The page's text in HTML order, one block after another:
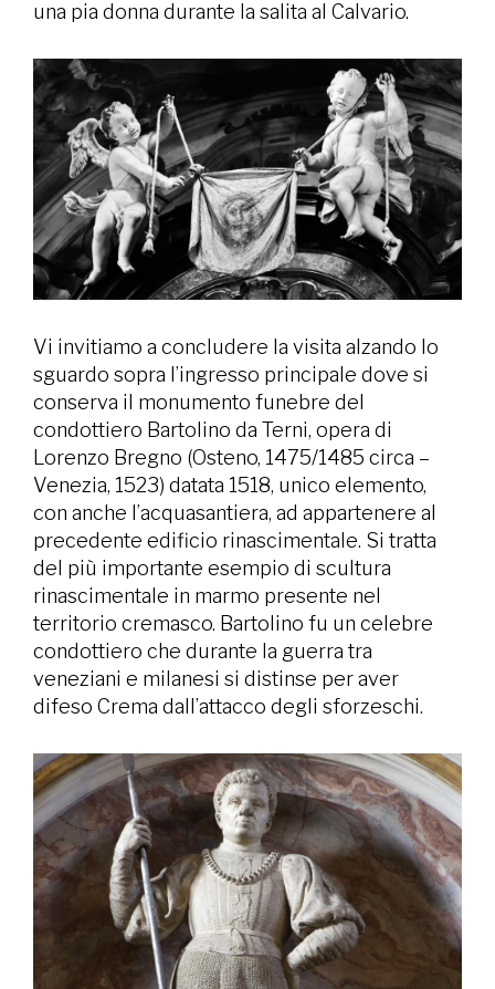
una pia donna durante la salita al Calvario.
Vi invitiamo a concludere la visita alzando lo
sguardo sopra l’ingresso principale dove si
conserva il monumento funebre del
condottiero Bartolino da Terni, opera di
Lorenzo Bregno (Osteno, 1475/1485 circa –
Venezia, 1523) datata 1518, unico elemento,
con anche l’acquasantiera, ad appartenere al
precedente edificio rinascimentale. Si tratta
del più importante esempio di scultura
rinascimentale in marmo presente nel
territorio cremasco. Bartolino fu un celebre
condottiero che durante la guerra tra
veneziani e milanesi si distinse per aver
difeso Crema dall’attacco degli sforzeschi.